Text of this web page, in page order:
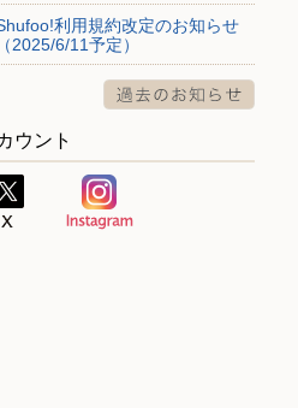
利用規約改定のお知らせ
（2025/6/11予定）
ウント